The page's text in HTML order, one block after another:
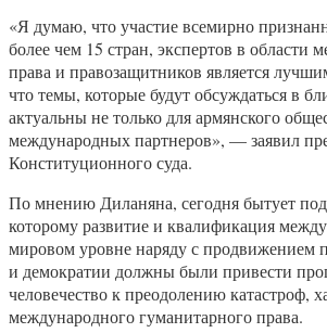
«Я думаю, что участие всемирно
более чем 15 стран, экспертов в области
права и правозащитников является
что темы, которые будут обсуждаться в
актуальны не только для армянского
международных партнеров», — заявил
Конституционного суда.
По мнению Диланяна, сегодня бытует
которому развитие и квалификация
мировом уровне наряду с продвижением
и демократии должны были привести
человечество к преодолению катастроф,
международного гуманитарного права.